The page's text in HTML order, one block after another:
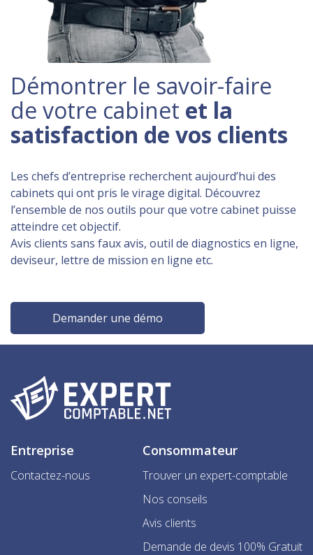
Démontrer le savoir-faire
de votre cabinet et la
satisfaction de vos clients
Les chefs d’entreprise recherchent aujourd’hui des
cabinets qui ont pris le virage digital. Découvrez
l’ensemble de nos outils pour que votre cabinet puisse
atteindre cet objectif.
Avis clients sans faux avis, outil de diagnostics en ligne,
deviseur, lettre de mission en ligne etc.
Demander une démo
Entreprise
Contactez-nous
Consommateur
Trouver un expert-comptable
Nos conseils
Avis clients
Demande de devis 100% Gratuit